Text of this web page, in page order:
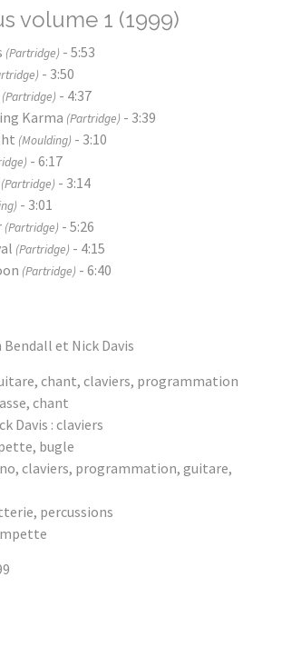
volume 1 (1999)
(Partridge) - 5:53
- 3:50
(Partridge) - 4:37
Karma (Partridge) - 3:39
(Moulding) - 3:10
- 6:17
(Partridge) - 3:14
- 3:01
(Partridge) - 5:26
(Partridge) - 4:15
(Partridge) - 6:40
et Nick Davis
chant, claviers, programmation
chant
Davis : claviers
bugle
claviers, programmation, guitare,
percussions